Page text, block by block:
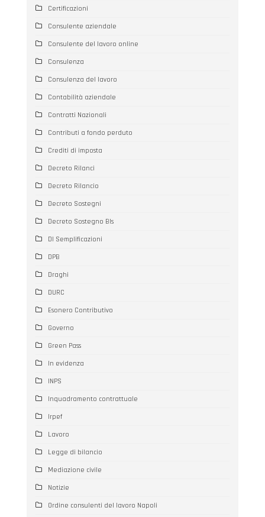
Certificazioni
Consulente aziendale
Consulente del lavoro online
Consulenza
Consulenza del lavoro
Contabilità aziendale
Contratti Nazionali
Contributi a fondo perduto
Crediti di imposta
Decreto Rilanci
Decreto Rilancio
Decreto Sostegni
Decreto Sostegno BIs
Dl Semplificazioni
DPB
Draghi
DURC
Esonero Contributivo
Governo
Green Pass
In evidenza
INPS
Inquadramento contrattuale
Irpef
Lavoro
Legge di bilancio
Mediazione civile
Notizie
Ordine consulenti del lavoro Napoli